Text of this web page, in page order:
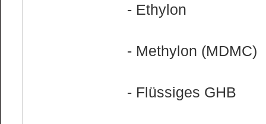
- Ethylon
- Methylon (MDMC)
- Flüssiges GHB